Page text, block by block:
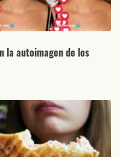
la autoimagen de los